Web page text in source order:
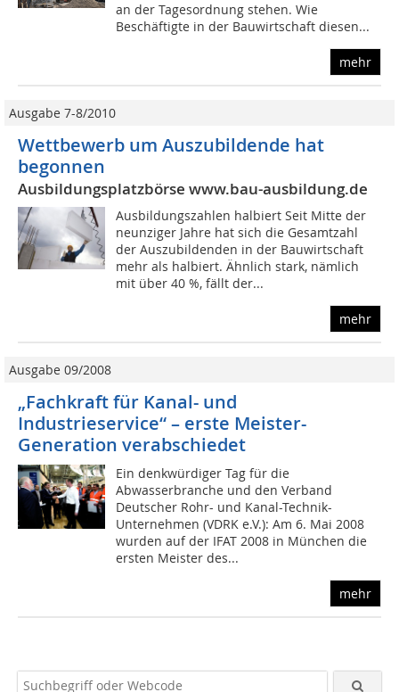
an der Tagesordnung stehen. Wie
Beschäftigte in der Bauwirtschaft diesen...
mehr
Ausgabe 7-8/2010
Wettbewerb um Auszubildende hat
begonnen
Ausbildungsplatzbörse www.bau-ausbildung.de
Ausbildungszahlen halbiert Seit Mitte der
neunziger Jahre hat sich die Gesamtzahl
der Auszubildenden in der Bauwirtschaft
mehr als halbiert. Ähnlich stark, nämlich
mit über 40 %, fällt der...
mehr
Ausgabe 09/2008
„Fachkraft für Kanal- und
Industrieservice“ – erste Meister-
Generation verabschiedet
Ein denkwürdiger Tag für die
Abwasserbranche und den Verband
Deutscher Rohr- und Kanal-Technik-
Unternehmen (VDRK e.V.): Am 6. Mai 2008
wurden auf der IFAT 2008 in München die
ersten Meister des...
mehr